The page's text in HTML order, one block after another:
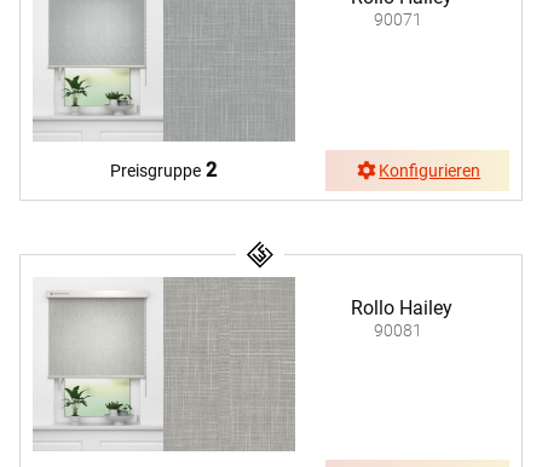
90071
Preisgruppe 2 Konfigurieren
Rollo Hailey
90081